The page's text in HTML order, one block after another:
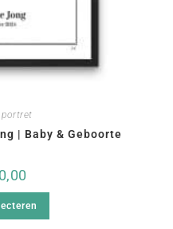
| Baby & Geboorte